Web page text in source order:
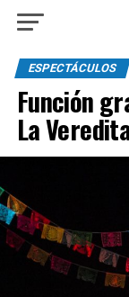
ESPECTÁCULOS
Función
La